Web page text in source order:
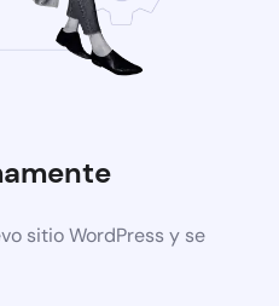
sitio WordPress y se